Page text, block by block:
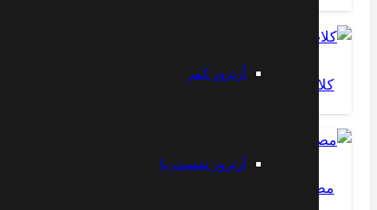
آرتروز کمر
آرتروز شست پا
کلاب فوت
مصرف دارو در کودکان